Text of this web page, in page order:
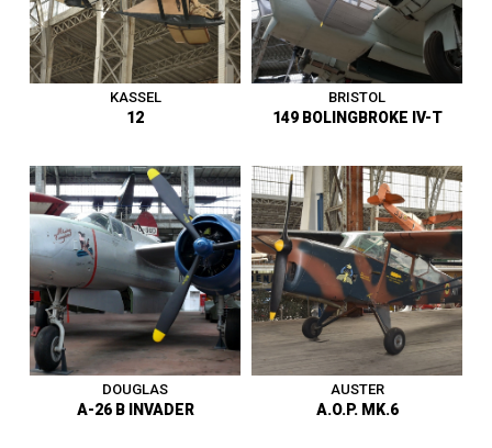
KASSEL
12
Planeur - Allemagne - Vit.
Max. 40 km/h - Premier vol en
1920 - Entre au musée en
1971.
1919 - 1945|Planeur
BRISTOL
149 BOLINGBROKE IV-T
Bimoteur d’entraînement à la
navigation et au tir -
Royaume-Uni - Premier vol en
septembre 1937 – Vit. Max.
475 km/h - Reçu par échange
- Entre au musée en 1972.
1919 - 1945 Avion
DOUGLAS
A-26 B INVADER
AUSTER
A.O.P. MK.6